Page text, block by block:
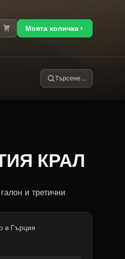
Моята количка
Търсене…
КРАЛ
и третични
в Гърция